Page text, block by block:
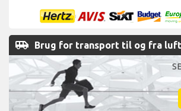
airport_shuttle Brug for transport til og fra